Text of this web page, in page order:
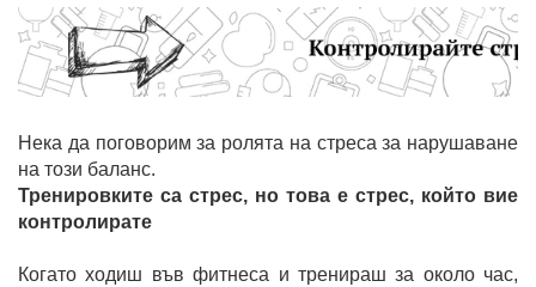
Нека да поговорим за ролята на стреса за нарушаване
на този баланс.
Тренировките са стрес, но това е стрес, който вие
контролирате
Когато ходиш във фитнеса и тренираш за около час,